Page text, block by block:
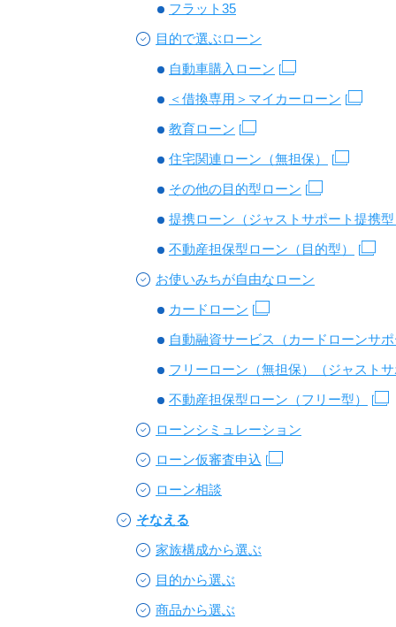
フラット35
目的で選ぶローン
自動車購入ローン
＜借換専用＞マイカーローン
教育ローン
住宅関連ローン（無担保）
その他の目的型ローン
提携ローン（ジャストサポート提携
不動産担保型ローン（目的型）
お使いみちが自由なローン
カードローン
自動融資サービス（カードローンサ
フリーローン（無担保）（ジャスト
不動産担保型ローン（フリー型）
ローンシミュレーション
ローン仮審査申込
ローン相談
そなえる
家族構成から選ぶ
目的から選ぶ
商品から選ぶ